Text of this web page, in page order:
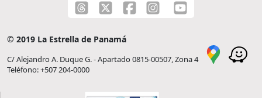
© 2019 La Estrella de Panamá
C/ Alejandro A. Duque G. - Apartado 0815-00507, Zona 4
Teléfono: +507 204-0000